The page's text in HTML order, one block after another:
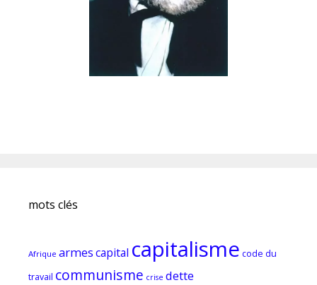
mots clés
Afrique armescapital capitalisme code du
travail communisme crise dette